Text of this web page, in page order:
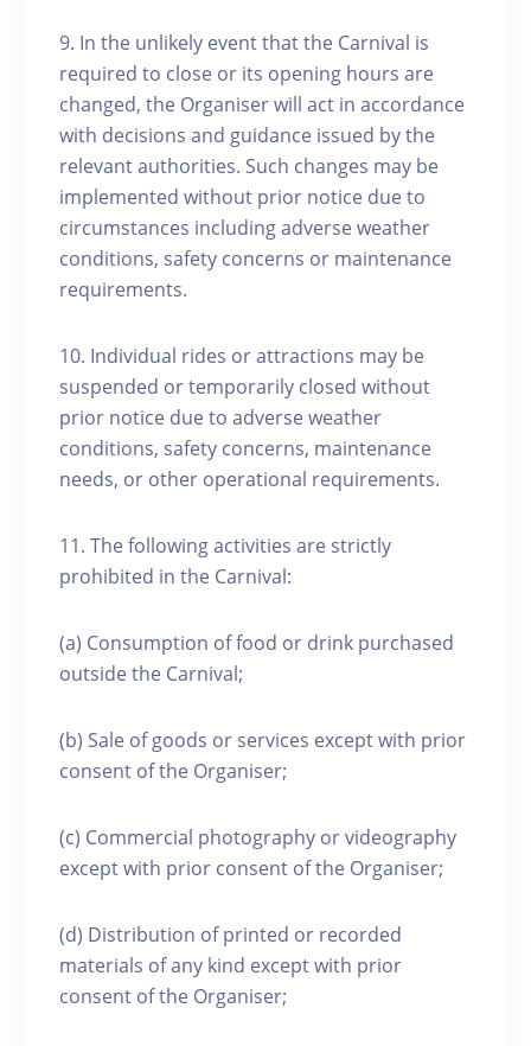
9. In the unlikely event that the Carnival is
required to close or its opening hours are
changed, the Organiser will act in accordance
with decisions and guidance issued by the
relevant authorities. Such changes may be
implemented without prior notice due to
circumstances including adverse weather
conditions, safety concerns or maintenance
requirements.
10. Individual rides or attractions may be
suspended or temporarily closed without
prior notice due to adverse weather
conditions, safety concerns, maintenance
needs, or other operational requirements.
11. The following activities are strictly
prohibited in the Carnival:
(a) Consumption of food or drink purchased
outside the Carnival;
(b) Sale of goods or services except with prior
consent of the Organiser;
(c) Commercial photography or videography
except with prior consent of the Organiser;
(d) Distribution of printed or recorded
materials of any kind except with prior
consent of the Organiser;